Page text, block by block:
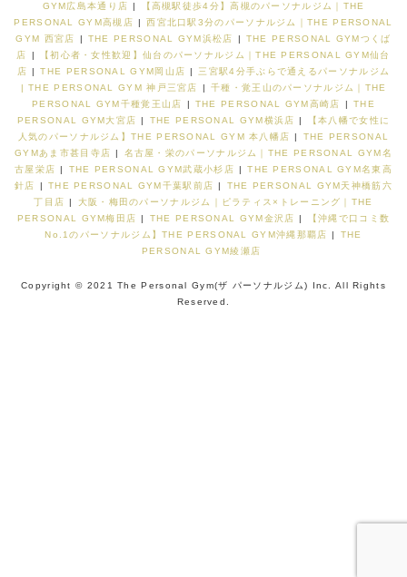
GYM広島本通り店
【高槻駅徒歩4分】高槻のパーソナルジム｜THE
PERSONAL GYM高槻店
西宮北口駅3分のパーソナルジム｜THE PERSONAL
GYM 西宮店
THE PERSONAL GYM浜松店
THE PERSONAL GYMつくば
店
【初心者・女性歓迎】仙台のパーソナルジム｜THE PERSONAL GYM仙台
店
THE PERSONAL GYM岡山店
三宮駅4分手ぶらで通えるパーソナルジム
| THE PERSONAL GYM 神戸三宮店
千種・覚王山のパーソナルジム｜THE
PERSONAL GYM千種覚王山店
THE PERSONAL GYM高崎店
THE
PERSONAL GYM大宮店
THE PERSONAL GYM横浜店
【本八幡で女性に
人気のパーソナルジム】THE PERSONAL GYM 本八幡店
THE PERSONAL
GYMあま市甚目寺店
名古屋・栄のパーソナルジム｜THE PERSONAL GYM名
古屋栄店
THE PERSONAL GYM武蔵小杉店
THE PERSONAL GYM名東高
針店
THE PERSONAL GYM千葉駅前店
THE PERSONAL GYM天神橋筋六
丁目店
大阪・梅田のパーソナルジム｜ピラティス×トレーニング｜THE
PERSONAL GYM梅田店
THE PERSONAL GYM金沢店
【沖縄で口コミ数
No.1のパーソナルジム】THE PERSONAL GYM沖縄那覇店
THE
PERSONAL GYM綾瀬店
Copyright © 2021 The Personal Gym(ザ パーソナルジム) Inc. All Rights
Reserved.